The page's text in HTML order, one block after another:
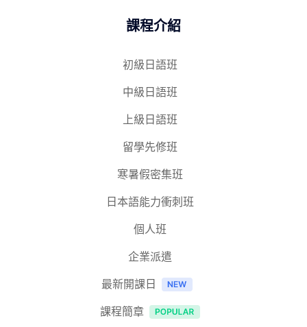
課程介紹
初級日語班
中級日語班
上級日語班
留學先修班
寒暑假密集班
日本語能力衝刺班
個人班
企業派遣
最新開課日
課程簡章